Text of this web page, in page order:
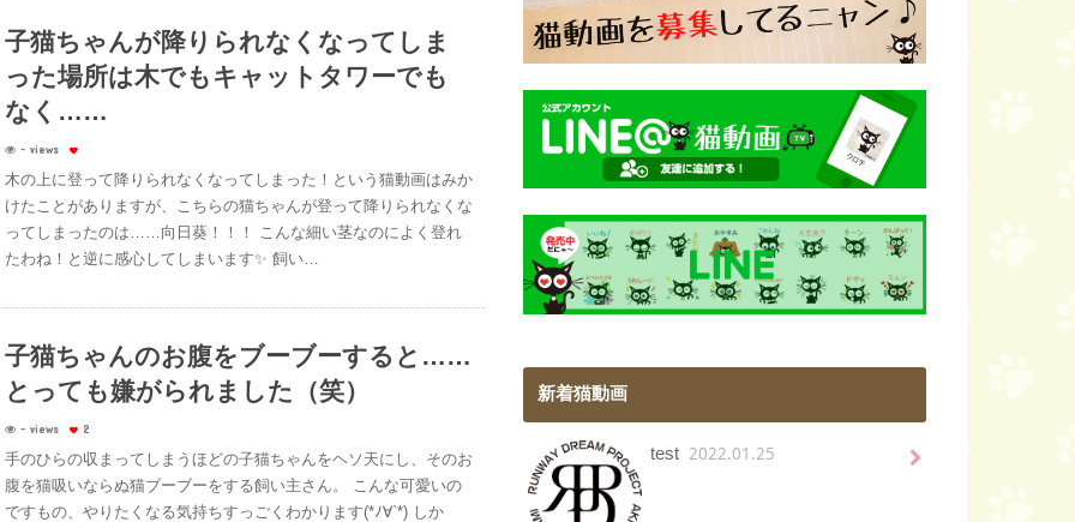
子猫ちゃんが降りられなくなってしま
った場所は木でもキャットタワーでも
なく……
- views
木の上に登って降りられなくなってしまった！という猫動画はみか
けたことがありますが、こちらの猫ちゃんが登って降りられなくな
ってしまったのは……向日葵！！！ こんな細い茎なのによく登れ
たわね！と逆に感心してしまいます✨ 飼い…
子猫ちゃんのお腹をブーブーすると……
とっても嫌がられました（笑）
- views 2
手のひらの収まってしまうほどの子猫ちゃんをヘソ天にし、そのお
腹を猫吸いならぬ猫ブーブーをする飼い主さん。 こんな可愛いの
ですもの、やりたくなる気持ちすっごくわかります(*ﾉ∀`*) しか
新着猫動画
test 2022.01.25